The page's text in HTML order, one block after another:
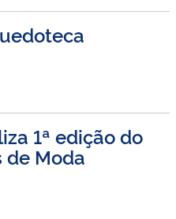
1ª edição do
de Moda